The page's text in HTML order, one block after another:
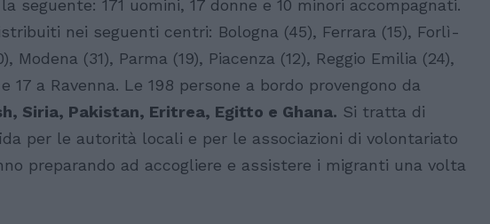
seguente: 171 uomini, 17 donne e 10 minori accompagnati.
nei seguenti centri: Bologna (45), Ferrara (15), Forlì-
Modena (31), Parma (19), Piacenza (12), Reggio Emilia (24),
e 17 a Ravenna. Le 198 persone a bordo provengono da
Siria, Pakistan, Eritrea, Egitto e Ghana. Si tratta di
per le autorità locali e per le associazioni di volontariato
preparando ad accogliere e assistere i migranti una volta